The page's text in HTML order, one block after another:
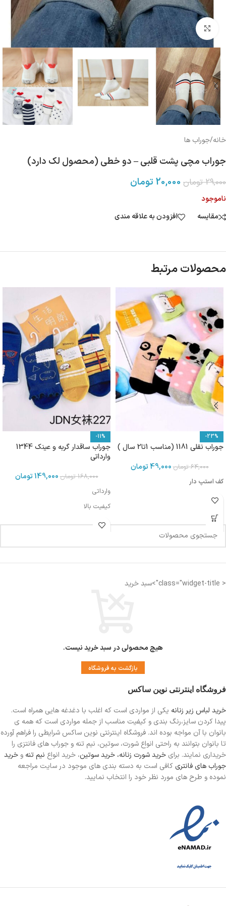
بزرگنمایی تصویر
خانه/جوراب ها
جوراب مچی پشت قلبی – دو خطی (محصول لک دارد)
29,000 تومان 20,000 تومان
ناموجود
مقایسه
افزودن به علاقه مندی
محصولات مرتبط
-23%
جوراب نقلی 1181 (مناسب 1تا2 سال )
64,000 تومان49,000تومان
کف استپ دار
-11%
جوراب ساقدار گربه و عینک 1344
وارداتی
168,000 تومان149,000تومان
وارداتی
کیفیت بالا
< class="widget-title">سبد خرید
هیچ محصولی در سبد خرید نیست.
بازگشت به فروشگاه
فروشگاه اینترنتی نوین ساکس
خرید لباس زیر زنانه یکی از مواردی است که اغلب با دغدغه هایی همراه است.
پیدا کردن سایز،رنگ بندی و کیفیت مناسب از جمله مواردی است که همه ی
بانوان با آن مواجه بوده اند. فروشگاه اینترنتی نوین ساکس شرایطی را فراهم آورده
تا بانوان بتوانند به راحتی انواع شورت، سوتین، نیم تنه و جوراب های فانتزی را
خریداری نمایند. برای خرید شورت زنانه، خرید سوتین، خرید انواع نیم تنه و خرید
جوراب های فانتری کافی است به دسته بندی های موجود در سایت مراجعه
نموده و طرح های مورد نظر خود را انتخاب نمایید.